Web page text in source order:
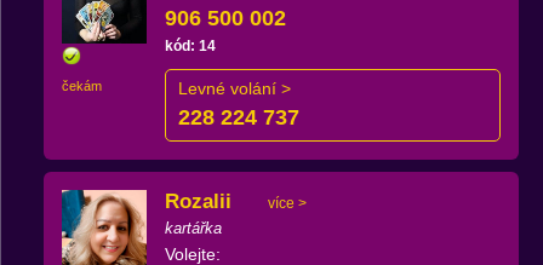
čekám
906 500 002
kód: 14
Levné volání >
228 224 737
Rozalii více >
kartářka
Volejte: